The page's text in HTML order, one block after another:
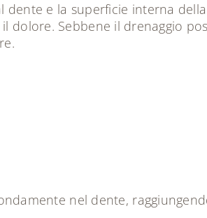
e la superficie interna
dolore. Sebbene il drenaggio
nel dente,